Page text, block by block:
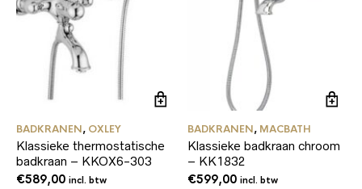
BADKRANEN, OXLEY
Klassieke thermostatische
badkraan – KKOX6-303
€589,00 incl. btw
BADKRANEN, MACBATH
Klassieke badkraan chroom
– KK1832
€599,00 incl. btw